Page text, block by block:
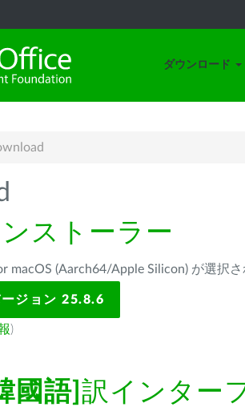
ダウンロード
ストーラー
macOS (Aarch64/Apple Silicon) が選択
ジョン 25.8.6
)
國語] 訳インター